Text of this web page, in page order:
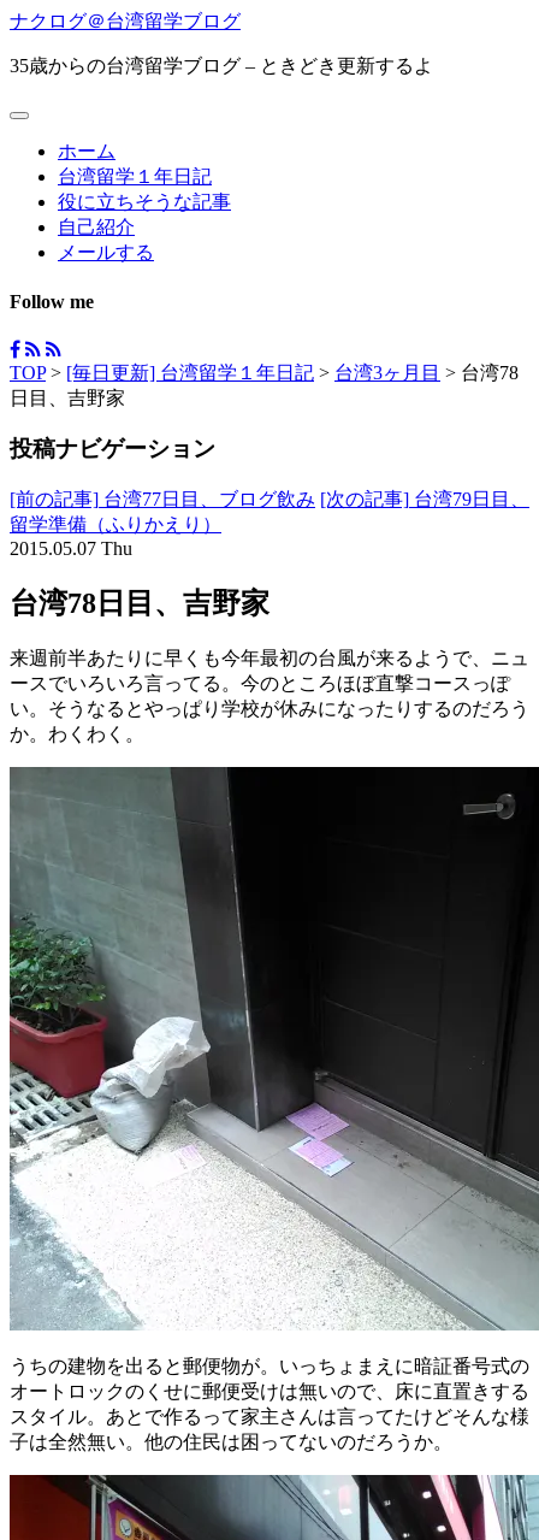
ナクログ＠台湾留学ブログ
35歳からの台湾留学ブログ – ときどき更新するよ
ホーム
台湾留学１年日記
役に立ちそうな記事
自己紹介
メールする
Follow me
TOP> [毎日更新] 台湾留学１年日記 > 台湾3ヶ月目 > 台湾78
日目、吉野家
投稿ナビゲーション
[前の記事] 台湾77日目、ブログ飲み [次の記事] 台湾79日目、
留学準備（ふりかえり）
2015.05.07 Thu
台湾78日目、吉野家
来週前半あたりに早くも今年最初の台風が来るようで、ニュ
ースでいろいろ言ってる。今のところほぼ直撃コースっぽ
い。そうなるとやっぱり学校が休みになったりするのだろう
か。わくわく。
うちの建物を出ると郵便物が。いっちょまえに暗証番号式の
オートロックのくせに郵便受けは無いので、床に直置きする
スタイル。あとで作るって家主さんは言ってたけどそんな様
子は全然無い。他の住民は困ってないのだろうか。